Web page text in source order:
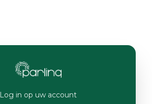
Log in op uw account